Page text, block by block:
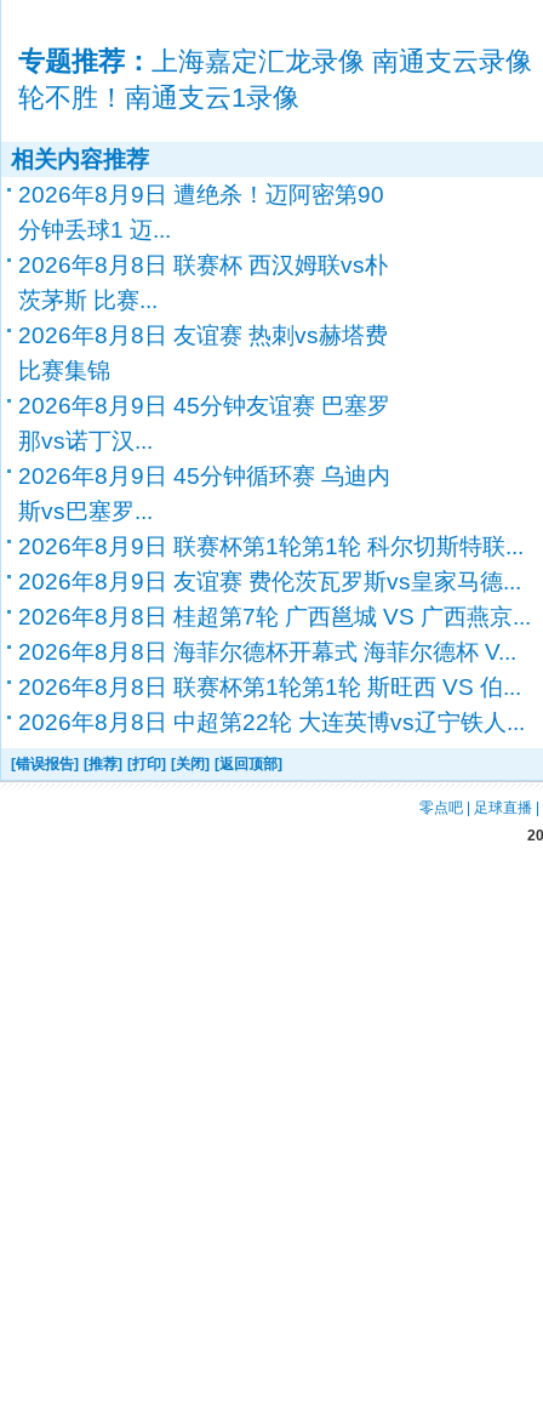
专题推荐： 上海嘉定汇龙录像 南通支云录像
轮不胜！南通支云1录像
相关内容推荐
2026年8月9日 遭绝杀！迈阿密第90
分钟丢球1 迈...
2026年8月8日 联赛杯 西汉姆联vs朴
茨茅斯 比赛...
2026年8月8日 友谊赛 热刺vs赫塔费
比赛集锦
2026年8月9日 45分钟友谊赛 巴塞罗
那vs诺丁汉...
2026年8月9日 45分钟循环赛 乌迪内
斯vs巴塞罗...
2026年8月9日 联赛杯第1轮第1轮 科尔切斯特联...
2026年8月9日 友谊赛 费伦茨瓦罗斯vs皇家马德...
2026年8月8日 桂超第7轮 广西邕城 VS 广西燕京...
2026年8月8日 海菲尔德杯开幕式 海菲尔德杯 V...
2026年8月8日 联赛杯第1轮第1轮 斯旺西 VS 伯...
2026年8月8日 中超第22轮 大连英博vs辽宁铁人...
[错误报告] [推荐] [打印] [关闭] [返回顶部]
零点吧 | 足球直播 |